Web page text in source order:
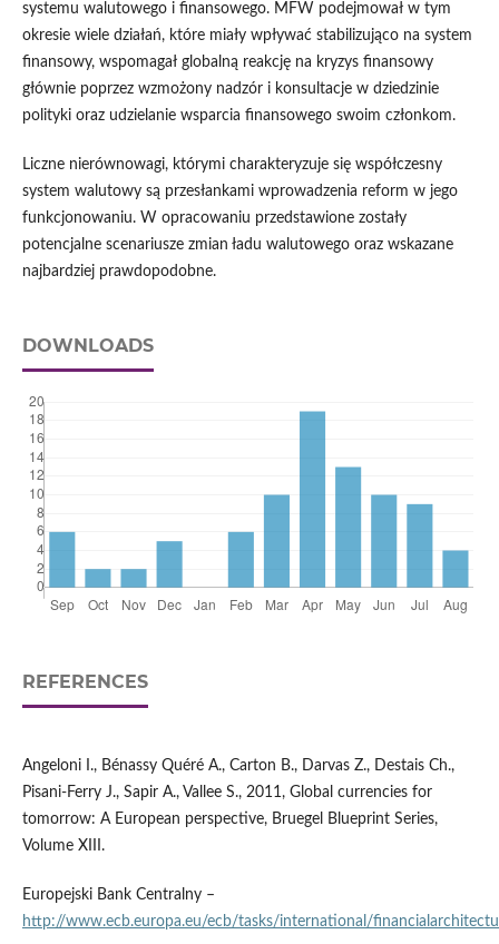
systemu walutowego i finansowego. MFW podejmował w tym
okresie wiele działań, które miały wpływać stabilizująco na system
finansowy, wspomagał globalną reakcję na kryzys finansowy
głównie poprzez wzmożony nadzór i konsultacje w dziedzinie
polityki oraz udzielanie wsparcia finansowego swoim członkom.
Liczne nierównowagi, którymi charakteryzuje się współczesny
system walutowy są przesłankami wprowadzenia reform w jego
funkcjonowaniu. W opracowaniu przedstawione zostały
potencjalne scenariusze zmian ładu walutowego oraz wskazane
najbardziej prawdopodobne.
DOWNLOADS
REFERENCES
Angeloni I., Bénassy Quéré A., Carton B., Darvas Z., Destais Ch.,
Pisani-Ferry J., Sapir A., Vallee S., 2011, Global currencies for
tomorrow: A European perspective, Bruegel Blueprint Series,
Volume XIII.
Europejski Bank Centralny –
http://www.ecb.europa.eu/ecb/tasks/international/